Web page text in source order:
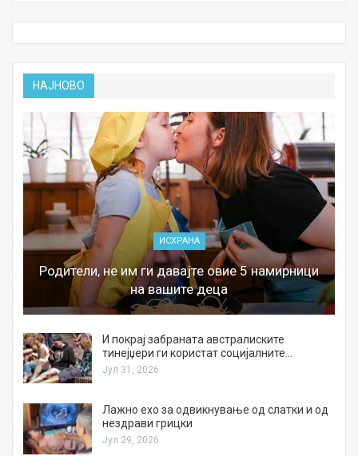
НАЈНОВО
ИСХРАНА
Родители, не им ги давајте овие 5 намирници
на вашите деца
И покрај забраната австралиските
тинејџери ги користат социјалните…
Јул 31, 2026
Лажно ехо за одвикнување од слатки и од
нездрави грицки
Јул 29, 2026